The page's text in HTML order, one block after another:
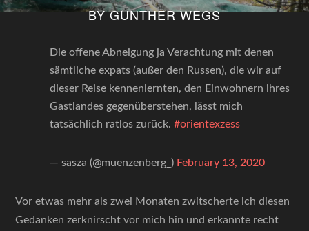
BYGUNTHER WEGS
Die offene Abneigung ja Verachtung mit denen
sämtliche expats (außer den Russen), die wir auf
dieser Reise kennenlernten, den Einwohnern ihres
Gastlandes gegenüberstehen, lässt mich
tatsächlich ratlos zurück.#orientexzess
— sasza (@muenzenberg_) February 13, 2020
Vor etwas mehr als zwei Monaten zwitscherte ich diesen
Gedanken zerknirscht vor mich hin und erkannte recht